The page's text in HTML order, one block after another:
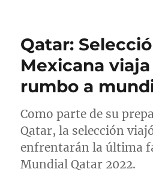
c
d
o
e
u
a
s
Qatar:
Mexicana viaja
rumbo a
Como parte de su
Qatar, la selección
enfrentarán la última
Mundial Qatar 2022.